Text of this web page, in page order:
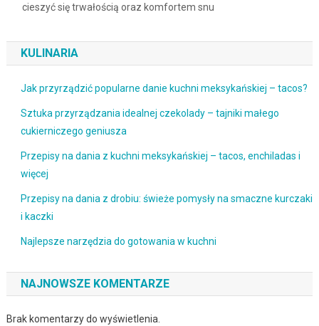
cieszyć się trwałością oraz komfortem snu
KULINARIA
Jak przyrządzić popularne danie kuchni meksykańskiej – tacos?
Sztuka przyrządzania idealnej czekolady – tajniki małego
cukierniczego geniusza
Przepisy na dania z kuchni meksykańskiej – tacos, enchiladas i
więcej
Przepisy na dania z drobiu: świeże pomysły na smaczne kurczaki
i kaczki
Najlepsze narzędzia do gotowania w kuchni
NAJNOWSZE KOMENTARZE
Brak komentarzy do wyświetlenia.